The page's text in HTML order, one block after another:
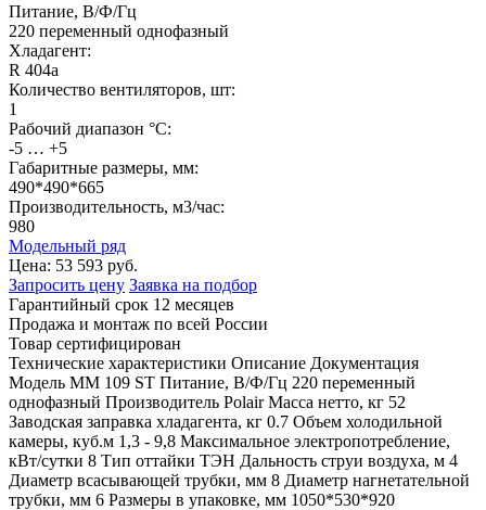
Питание, В/Ф/Гц
220 переменный однофазный
Хладагент:
R 404a
Количество вентиляторов, шт:
1
Рабочий диапазон °С:
-5 … +5
Габаритные размеры, мм:
490*490*665
Производительность, м3/час:
980
Модельный ряд
Цена: 53 593 руб.
Запросить цену Заявка на подбор
Гарантийный срок 12 месяцев
Продажа и монтаж по всей России
Товар сертифицирован
Технические характеристики Описание Документация
Модель MM 109 ST Питание, В/Ф/Гц 220 переменный
однофазный Производитель PolairМасса нетто, кг 52
Заводская заправка хладагента, кг 0.7 Объем холодильной
камеры, куб.м 1,3 - 9,8 Максимальное электропотребление,
кВт/сутки 8 Тип оттайки ТЭН Дальность струи воздуха, м 4
Диаметр всасывающей трубки, мм 8 Диаметр нагнетательной
трубки, мм 6 Размеры в упаковке, мм 1050*530*920